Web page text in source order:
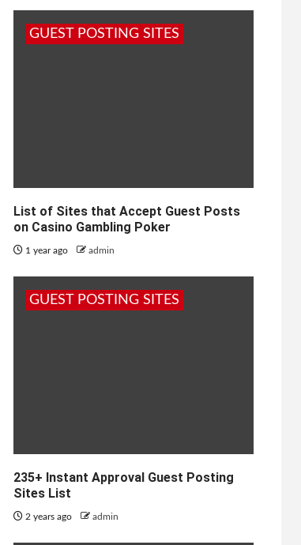
GUEST POSTING SITES
List of Sites that Accept Guest Posts
on Casino Gambling Poker
1 year ago admin
GUEST POSTING SITES
235+ Instant Approval Guest Posting
Sites List
2 years ago admin